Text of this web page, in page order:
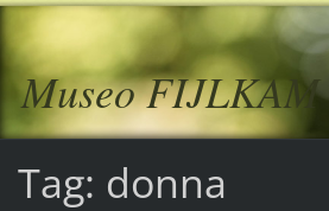
Museo FIJLKAM
Tag: donna